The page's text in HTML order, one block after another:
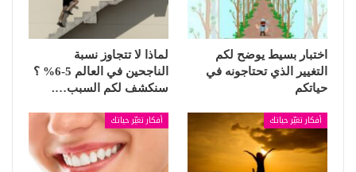
اختبار بسيط يوضح لكم
التغيير الذي تحتاجونه في
حياتكم
لماذا لا تتجاوز نسبة
الناجحين في العالم 5-6% ؟
سنكشف لكم السبب….
أفكار تغيّر حياتك أفكار تغيّر حياتك